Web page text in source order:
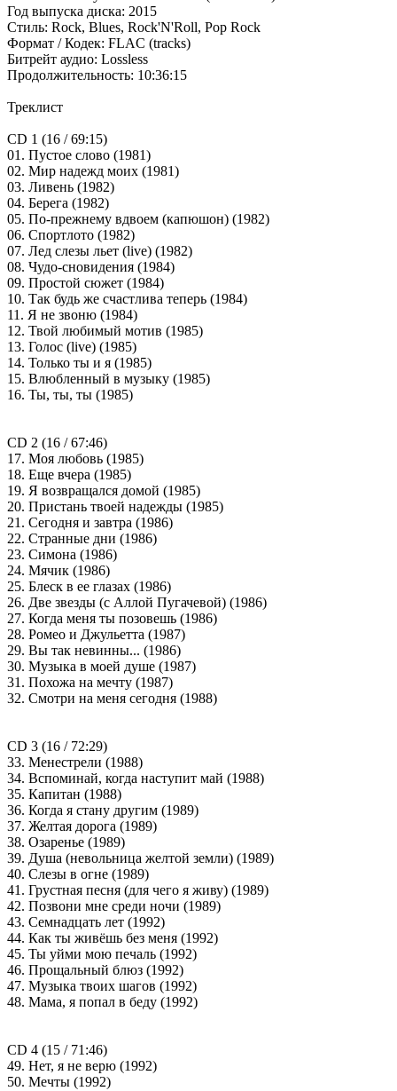
Год выпуска диска: 2015
Стиль: Rock, Blues, Rock'N'Roll, Pop Rock
Формат / Кодек: FLAC (tracks)
Битрейт аудио: Lossless
Продолжительность: 10:36:15
Треклист
CD 1 (16 / 69:15)
01. Пустое слово (1981)
02. Мир надежд моих (1981)
03. Ливень (1982)
04. Берега (1982)
05. По-прежнему вдвоем (капюшон) (1982)
06. Спортлото (1982)
07. Лед слезы льет (live) (1982)
08. Чудо-сновидения (1984)
09. Простой сюжет (1984)
10. Так будь же счастлива теперь (1984)
11. Я не звоню (1984)
12. Твой любимый мотив (1985)
13. Голос (live) (1985)
14. Только ты и я (1985)
15. Влюбленный в музыку (1985)
16. Ты, ты, ты (1985)
CD 2 (16 / 67:46)
17. Моя любовь (1985)
18. Еще вчера (1985)
19. Я возвращался домой (1985)
20. Пристань твоей надежды (1985)
21. Сегодня и завтра (1986)
22. Странные дни (1986)
23. Симона (1986)
24. Мячик (1986)
25. Блеск в ее глазах (1986)
26. Две звезды (с Аллой Пугачевой) (1986)
27. Когда меня ты позовешь (1986)
28. Ромео и Джульетта (1987)
29. Вы так невинны... (1986)
30. Музыка в моей душе (1987)
31. Похожа на мечту (1987)
32. Смотри на меня сегодня (1988)
CD 3 (16 / 72:29)
33. Менестрели (1988)
34. Вспоминай, когда наступит май (1988)
35. Капитан (1988)
36. Когда я стану другим (1989)
37. Желтая дорога (1989)
38. Озаренье (1989)
39. Душа (невольница желтой земли) (1989)
40. Слезы в огне (1989)
41. Грустная песня (для чего я живу) (1989)
42. Позвони мне среди ночи (1989)
43. Семнадцать лет (1992)
44. Как ты живёшь без меня (1992)
45. Ты уйми мою печаль (1992)
46. Прощальный блюз (1992)
47. Музыка твоих шагов (1992)
48. Мама, я попал в беду (1992)
CD 4 (15 / 71:46)
49. Нет, я не верю (1992)
50. Мечты (1992)